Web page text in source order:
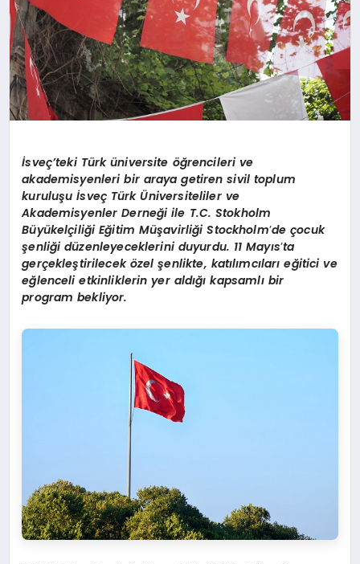
YAŞAM
İsveç’teki Türk üniversite öğrencileri ve
akademisyenleri bir araya getiren sivil toplum
kuruluşu İsveç Türk Üniversiteliler ve
Akademisyenler Derneği ile T.C. Stokholm
Büyükelçiliği Eğitim Müşavirliği Stockholm’de çocuk
şenliği düzenleyeceklerini duyurdu. 11 Mayıs’ta
gerçekleştirilecek özel şenlikte, katılımcıları eğitici ve
eğlenceli etkinliklerin yer aldığı kapsamlı bir
program bekliyor.